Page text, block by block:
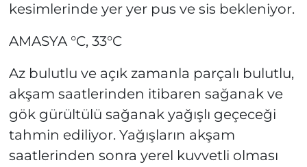
kesimlerinde yer yer pus ve sis bekleniyor.
AMASYA °C, 33°C
Az bulutlu ve açık zamanla parçalı bulutlu,
akşam saatlerinden itibaren sağanak ve
gök gürültülü sağanak yağışlı geçeceği
tahmin ediliyor. Yağışların akşam
saatlerinden sonra yerel kuvvetli olması